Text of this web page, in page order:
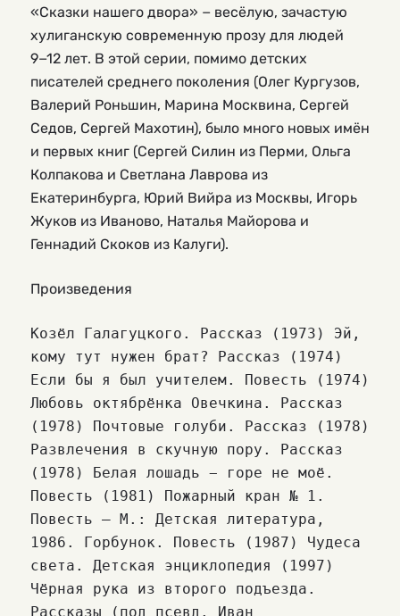
«Сказки нашего двора» − весёлую, зачастую
хулиганскую современную прозу для людей
9−12 лет. В этой серии, помимо детских
писателей среднего поколения (Олег Кургузов,
Валерий Роньшин, Марина Москвина, Сергей
Седов, Сергей Махотин), было много новых имён
и первых книг (Сергей Силин из Перми, Ольга
Колпакова и Светлана Лаврова из
Екатеринбурга, Юрий Вийра из Москвы, Игорь
Жуков из Иваново, Наталья Майорова и
Геннадий Скоков из Калуги).
Произведения
Козёл Галагуцкого. Рассказ (1973) Эй,
кому тут нужен брат? Рассказ (1974)
Если бы я был учителем. Повесть (1974)
Любовь октябрёнка Овечкина. Рассказ
(1978) Почтовые голуби. Рассказ (1978)
Развлечения в скучную пору. Рассказ
(1978) Белая лошадь − горе не моё.
Повесть (1981) Пожарный кран № 1.
Повесть — М.: Детская литература,
1986. Горбунок. Повесть (1987) Чудеса
света. Детская энциклопедия (1997)
Чёрная рука из второго подъезда.
Рассказы (под псевд. Иван